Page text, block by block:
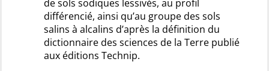
de sols sodiques lessivés, au profil
différencié, ainsi qu’au groupe des sols
salins à alcalins d’après la définition du
dictionnaire des sciences de la Terre publié
aux éditions Technip.